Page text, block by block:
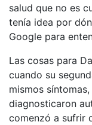
salud que no es
tenía idea por
Google para
Las cosas para
cuando su
mismos
diagnosticaron
comenzó a sufrir